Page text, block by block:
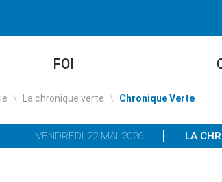
FOI
\ La chronique verte \ Chronique Verte
VENDREDI 22 MAI 2026 LA